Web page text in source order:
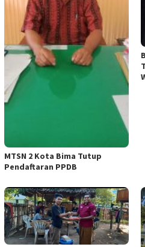
MTSN 2 Kota Bima Tutup
Pendaftaran PPDB